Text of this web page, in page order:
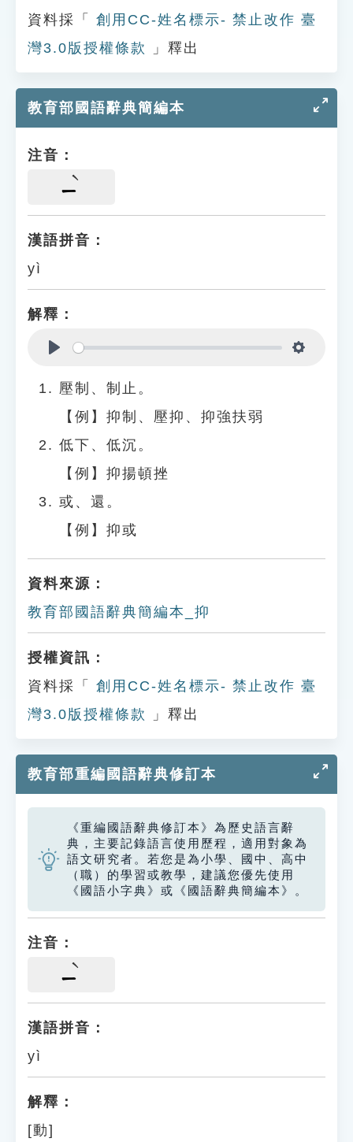
資料採「
創用CC-姓名標示- 禁止改作 臺
灣3.0版授權條款
」釋出
教育部國語辭典簡編本
注音：
ㄧ
漢語拼音：
yì
解釋：
壓制、制止。
【例】抑制、壓抑、抑強扶弱
低下、低沉。
【例】抑揚頓挫
或、還。
【例】抑或
資料來源：
教育部國語辭典簡編本_抑
授權資訊：
資料採「
創用CC-姓名標示- 禁止改作 臺
灣3.0版授權條款
」釋出
教育部重編國語辭典修訂本
《重編國語辭典修訂本》為歷史語言辭
典，主要記錄語言使用歷程，適用對象為
語文研究者。若您是為小學、國中、高中
（職）的學習或教學，建議您優先使用
《國語小字典》或《國語辭典簡編本》。
注音：
ㄧ
漢語拼音：
yì
解釋：
[動]